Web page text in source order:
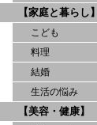
【家庭と暮らし】
こども
料理
結婚
生活の悩み
【美容・健康】